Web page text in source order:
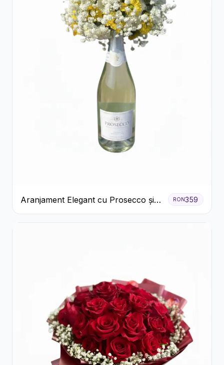
Aranjament Elegant cu Prosecco și
Flori Galbene.
RON359